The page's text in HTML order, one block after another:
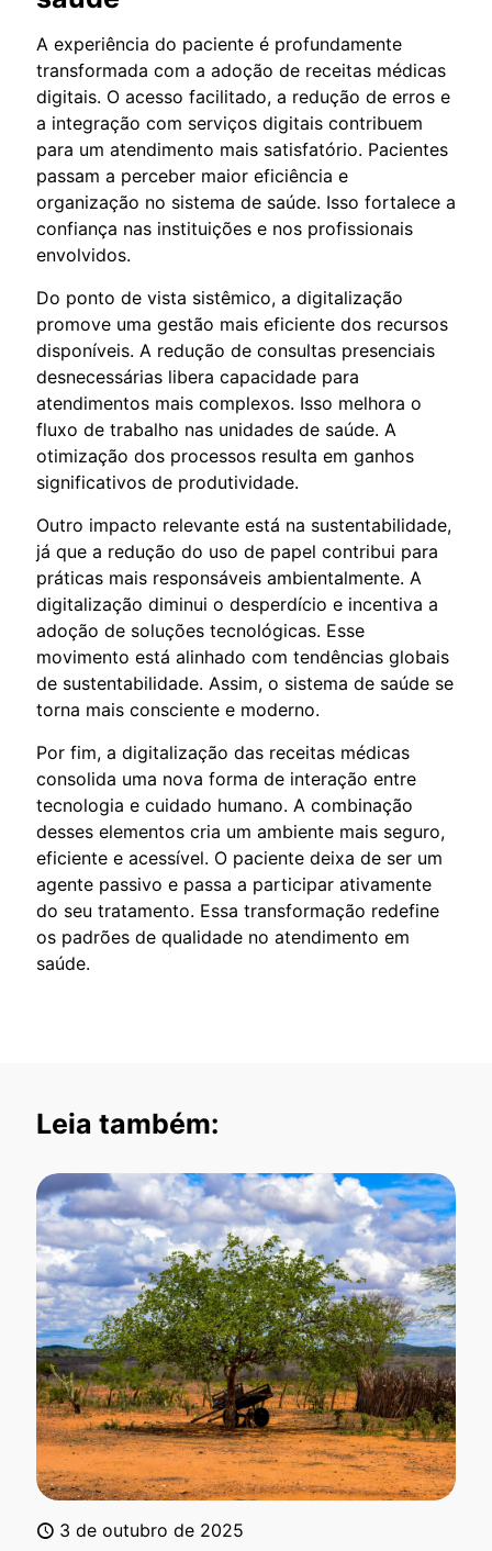
A experiência do paciente é profundamente
transformada com a adoção de receitas médicas
digitais. O acesso facilitado, a redução de erros e
a integração com serviços digitais contribuem
para um atendimento mais satisfatório. Pacientes
passam a perceber maior eficiência e
organização no sistema de saúde. Isso fortalece a
confiança nas instituições e nos profissionais
envolvidos.
Do ponto de vista sistêmico, a digitalização
promove uma gestão mais eficiente dos recursos
disponíveis. A redução de consultas presenciais
desnecessárias libera capacidade para
atendimentos mais complexos. Isso melhora o
fluxo de trabalho nas unidades de saúde. A
otimização dos processos resulta em ganhos
significativos de produtividade.
Outro impacto relevante está na sustentabilidade,
já que a redução do uso de papel contribui para
práticas mais responsáveis ambientalmente. A
digitalização diminui o desperdício e incentiva a
adoção de soluções tecnológicas. Esse
movimento está alinhado com tendências globais
de sustentabilidade. Assim, o sistema de saúde se
torna mais consciente e moderno.
Por fim, a digitalização das receitas médicas
consolida uma nova forma de interação entre
tecnologia e cuidado humano. A combinação
desses elementos cria um ambiente mais seguro,
eficiente e acessível. O paciente deixa de ser um
agente passivo e passa a participar ativamente
do seu tratamento. Essa transformação redefine
os padrões de qualidade no atendimento em
saúde.
Leia também:
3 de outubro de 2025